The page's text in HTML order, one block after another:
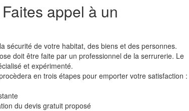
appel à un
sécurité de votre habitat, des biens et des personnes.
doit être faite par un professionnel de la serrurerie. Le
et expérimenté.
en trois étapes pour emporter votre satisfaction :
du devis gratuit proposé